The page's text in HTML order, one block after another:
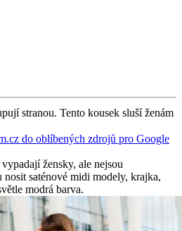
stranou. Tento kousek sluší ženám
do oblíbených zdrojů pro Google
žensky, ale nejsou
saténové midi modely, krajka,
modrá barva.